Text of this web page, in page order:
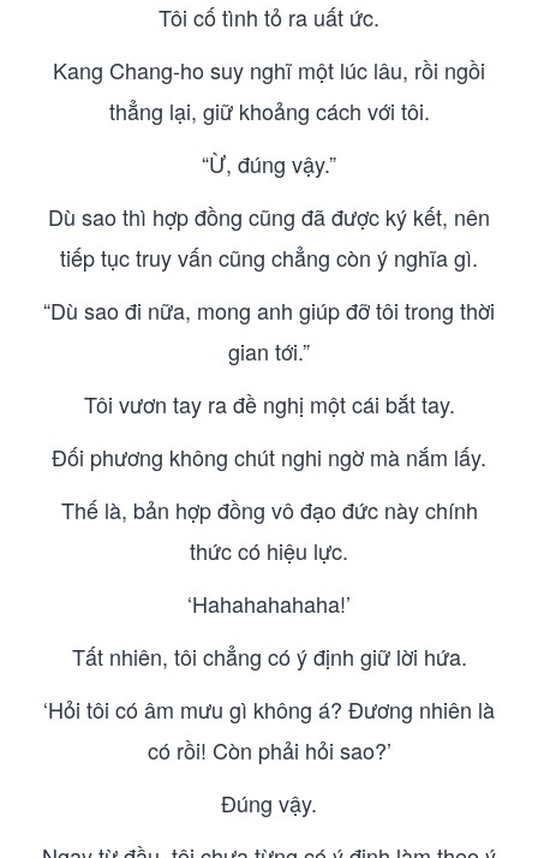
Tôi cố tình tỏ ra uất ức.
Kang Chang-ho suy nghĩ một lúc lâu, rồi ngồi
thẳng lại, giữ khoảng cách với tôi.
“Ừ, đúng vậy.”
Dù sao thì hợp đồng cũng đã được ký kết, nên
tiếp tục truy vấn cũng chẳng còn ý nghĩa gì.
“Dù sao đi nữa, mong anh giúp đỡ tôi trong thời
gian tới.”
Tôi vươn tay ra đề nghị một cái bắt tay.
Đối phương không chút nghi ngờ mà nắm lấy.
Thế là, bản hợp đồng vô đạo đức này chính
thức có hiệu lực.
‘Hahahahahaha!’
Tất nhiên, tôi chẳng có ý định giữ lời hứa.
‘Hỏi tôi có âm mưu gì không á? Đương nhiên là
có rồi! Còn phải hỏi sao?’
Đúng vậy.